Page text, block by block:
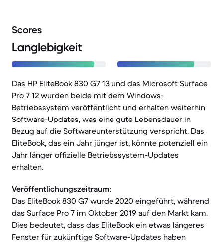
Scores
Langlebigkeit
Das HP EliteBook 830 G7 13 und das Microsoft Surface
Pro 7 12 wurden beide mit dem Windows-
Betriebssystem veröffentlicht und erhalten weiterhin
Software-Updates, was eine gute Lebensdauer in
Bezug auf die Softwareunterstützung verspricht. Das
EliteBook, das ein Jahr jünger ist, könnte potenziell ein
Jahr länger offizielle Betriebssystem-Updates
erhalten.
Veröffentlichungszeitraum:
Das EliteBook 830 G7 wurde 2020 eingeführt, während
das Surface Pro 7 im Oktober 2019 auf den Markt kam.
Dies bedeutet, dass das EliteBook ein etwas längeres
Fenster für zukünftige Software-Updates haben